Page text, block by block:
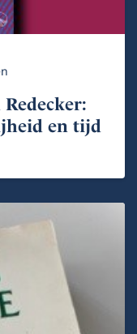
Redecker:
en tijd